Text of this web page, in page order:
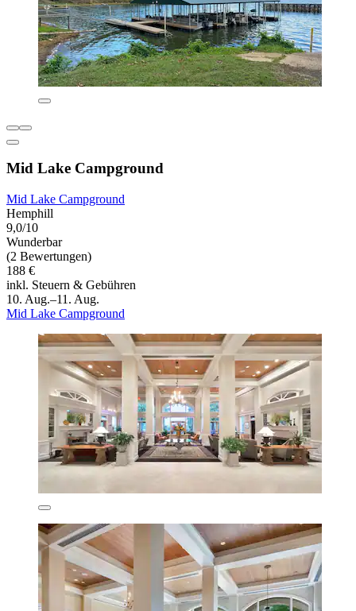
Mid Lake Campground
Mid Lake Campground
Hemphill
9,0/10
Wunderbar
(2 Bewertungen)
188 €
inkl. Steuern & Gebühren
10. Aug.–11. Aug.
Mid Lake Campground